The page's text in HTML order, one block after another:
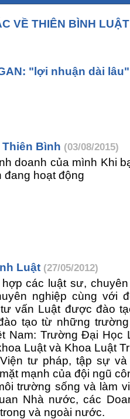
VỀ THIÊN BÌNH LUẬT
"lợi nhuận dài lâu"
Bình (03/08/2015)
doanh của mình Khi
đang hoạt động
Luật (27/05/2012)
các luật sư,
nghiệp cùng với
vấn Luật được đào
tạo từ những
Nam: Trường Đại Học
Luật và Khoa Luật
tư pháp, tập sự
mạnh của đội ngũ
trường sống và làm
Nhà nước, các
và ngoài nước.